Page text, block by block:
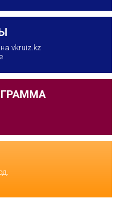
vkruiz.kz